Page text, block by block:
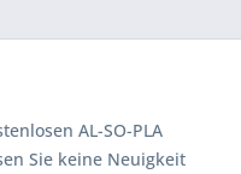
AL-SO-PLA
Sie keine Neuigkeit